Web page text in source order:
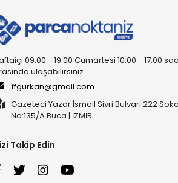
09:00 - 19:00 Cumartesi 10:00 - 17:00
ulaşabilirsiniz.
ffgurkan@gmail.com
Gazeteci Yazar İsmail Sivri Bulvarı 222
No:135/A Buca | İZMİR
Takip Edin